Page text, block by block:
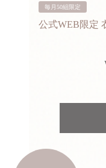
毎月50組限定
公式WEB限定